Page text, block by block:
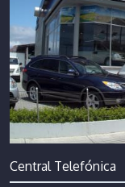
Central Telefónica